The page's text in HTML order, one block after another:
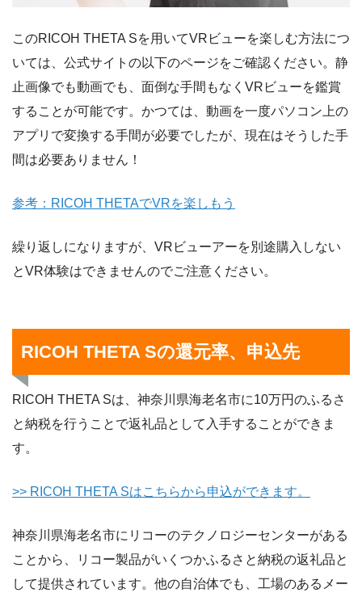
このRICOH THETA Sを用いてVRビューを楽しむ方法につ
いては、公式サイトの以下のページをご確認ください。静
止画像でも動画でも、面倒な手間もなくVRビューを鑑賞
することが可能です。かつては、動画を一度パソコン上の
アプリで変換する手間が必要でしたが、現在はそうした手
間は必要ありません！
参考：RICOH THETAでVRを楽しもう
繰り返しになりますが、VRビューアーを別途購入しない
とVR体験はできませんのでご注意ください。
RICOH THETA Sの還元率、申込先
RICOH THETA Sは、神奈川県海老名市に10万円のふるさ
と納税を行うことで返礼品として入手することができま
す。
>> RICOH THETA Sはこちらから申込ができます。
神奈川県海老名市にリコーのテクノロジーセンターがある
ことから、リコー製品がいくつかふるさと納税の返礼品と
して提供されています。他の自治体でも、工場のあるメー